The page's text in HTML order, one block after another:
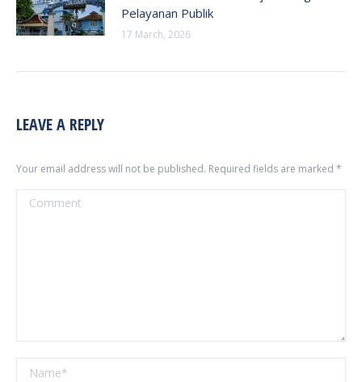
Pelayanan Publik
17 March, 2026
LEAVE A REPLY
Your email address will not be published. Required fields are marked *
Comment
Name *